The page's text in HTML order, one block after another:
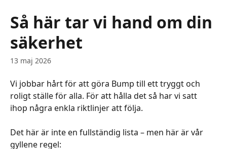
Så här tar vi hand om din
säkerhet
13 maj 2026
Vi jobbar hårt för att göra Bump till ett tryggt och
roligt ställe för alla. För att hålla det så har vi satt
ihop några enkla riktlinjer att följa.
Det här är inte en fullständig lista – men här är vår
gyllene regel: